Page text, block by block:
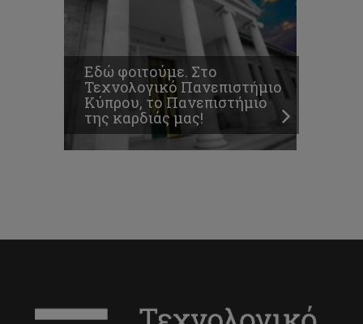
Εδώ φοιτούμε. Στο
Τεχνολογικό Πανεπιστήμιο
Κύπρου, το Πανεπιστήμιο
της καρδιάς μας!